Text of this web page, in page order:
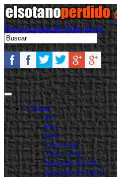
Revista Online de Videojuegos
Noticias
PC
PS4
PS5
Xbox One
Xbox Series
Nintendo Switch
Nintendo Switch 2